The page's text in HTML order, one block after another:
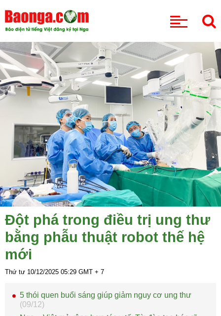
Đột phá trong điều trị ung thư
bằng phẫu thuật robot thế hệ
mới
Thứ tư 10/12/2025 05:29 GMT + 7
5 thói quen buổi sáng giúp giảm nguy cơ ung thư
(09/12)